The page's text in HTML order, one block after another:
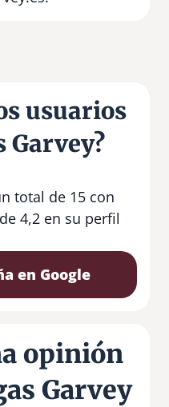
usuarios
Garvey?
total de 15 con
4,2 en su perfil
en Google
opinión
Garvey